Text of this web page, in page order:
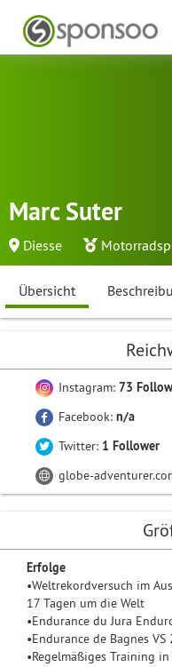
Marc Suter
Diesse
Übersicht
Instagram: 73
Facebook: n/a
Twitter: 1 Follower
globe-
Erfolge
•Weltrekordversuch im
17 Tagen um die Welt
•Endurance du Jura
•Endurance de Bagnes
•Regelmäßiges Training